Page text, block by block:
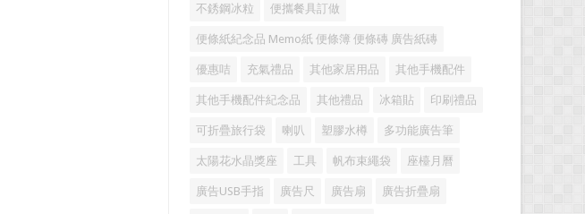
不銹鋼冰粒 便攜餐具訂做
便條紙紀念品 Memo紙 便條簿 便條磚 廣告紙磚
優惠咭 充氣禮品 其他家居用品 其他手機配件
其他手機配件紀念品 其他禮品 冰箱貼 印刷禮品
可折疊旅行袋 喇叭 塑膠水樽 多功能廣告筆
太陽花水晶獎座 工具 帆布束繩袋 座檯月曆
廣告USB手指 廣告尺 廣告扇 廣告折疊扇